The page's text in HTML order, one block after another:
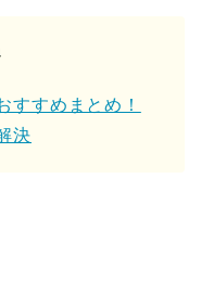
すすめまとめ！
決